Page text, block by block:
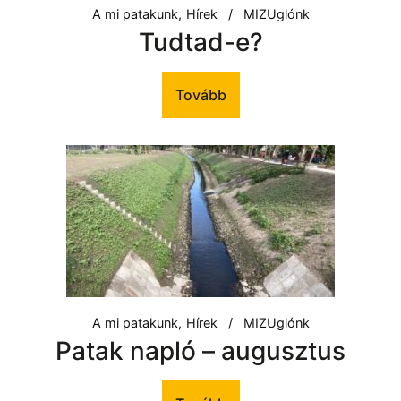
A mi patakunk Hírek MIZUglónk
Tudtad-e?
Tovább
A mi patakunk Hírek MIZUglónk
Patak napló – augusztus